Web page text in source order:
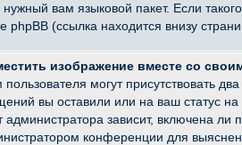
нужный вам языковой пакет. Если
phpBB (ссылка находится внизу
изображение вместе со
могут присутствовать
вы оставили или на ваш статус
администратора зависит, включена ли
конференции для